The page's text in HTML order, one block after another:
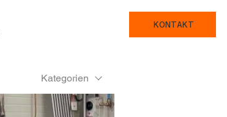
KONTAKT
Kategorien